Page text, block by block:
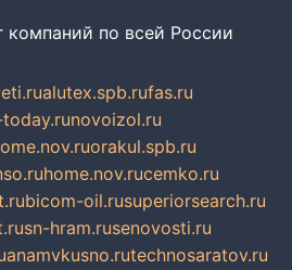
компаний по всей России
alutex.spb.rufas.ru
novoizol.ru
orakul.spb.ru
home.nov.rucemko.ru
bicom-oil.rusuperiorsearch.ru
sn-hram.rusenovosti.ru
anamvkusno.rutechnosaratov.ru